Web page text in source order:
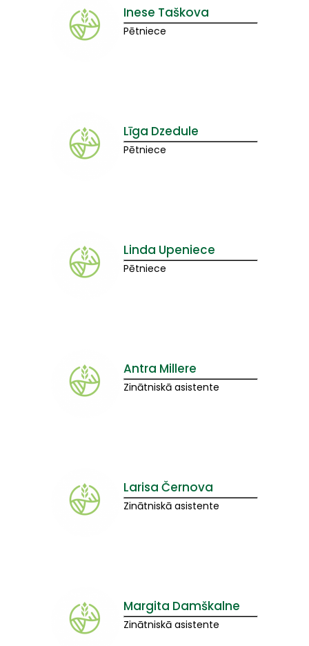
Inese Taškova
Pētniece
Līga Dzedule
Pētniece
Linda Upeniece
Pētniece
Antra Millere
Zinātniskā asistente
Larisa Černova
Zinātniskā asistente
Margita Damškalne
Zinātniskā asistente